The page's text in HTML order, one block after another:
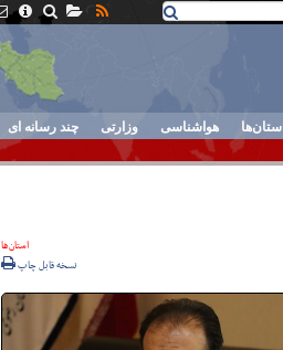
استان‌ها هواشناسی وزارتی چند رسانه ای
استان‌ها
نسخه قابل چاپ